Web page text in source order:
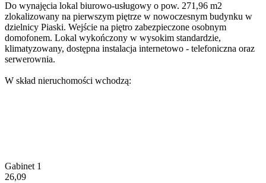
Do wynajęcia lokal biurowo-usługowy o pow. 271,96 m2
zlokalizowany na pierwszym piętrze w nowoczesnym budynku w
dzielnicy Piaski. Wejście na piętro zabezpieczone osobnym
domofonem. Lokal wykończony w wysokim standardzie,
klimatyzowany, dostępna instalacja internetowo - telefoniczna oraz
serwerownia.
W skład nieruchomości wchodzą:
Gabinet 1
26,09